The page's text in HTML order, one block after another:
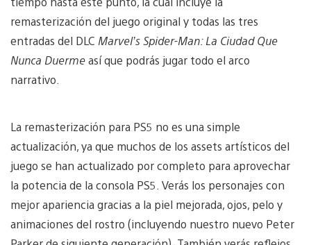
remasterización del juego original y todas las tres
entradas del DLC Marvel’s Spider-Man: La Ciudad Que
Nunca Duermeasí que podrás jugar todo el arco
narrativo.
La remasterización para PS5 no es una simple
actualización, ya que muchos de los assets artísticos del
juego se han actualizado por completo para aprovechar
la potencia de la consola PS5. Verás los personajes con
mejor apariencia gracias a la piel mejorada, ojos, pelo y
animaciones del rostro (incluyendo nuestro nuevo Peter